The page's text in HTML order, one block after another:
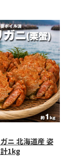
ガニ 北海道産 姿
1kg